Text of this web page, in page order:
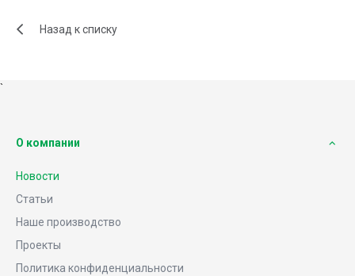
Назад к списку
`
О компании
Новости
Статьи
Наше производство
Проекты
Политика конфиденциальности